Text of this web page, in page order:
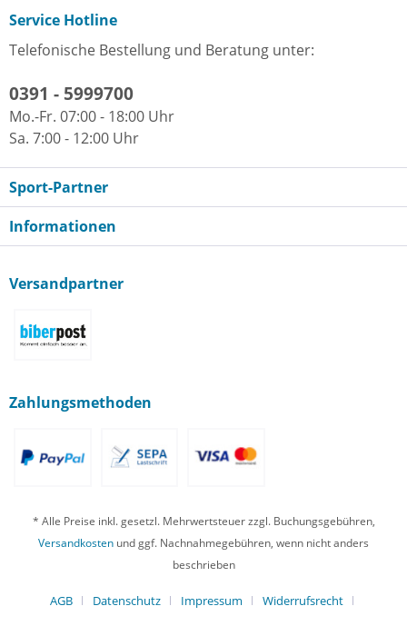
Service Hotline
Telefonische Bestellung und Beratung unter:
0391 - 5999700
Mo.-Fr. 07:00 - 18:00 Uhr
Sa. 7:00 - 12:00 Uhr
Sport-Partner
Informationen
Versandpartner
Zahlungsmethoden
* Alle Preise inkl. gesetzl. Mehrwertsteuer zzgl. Buchungsgebühren,
Versandkosten und ggf. Nachnahmegebühren, wenn nicht anders
beschrieben
AGB Datenschutz Impressum
Widerrufsrecht